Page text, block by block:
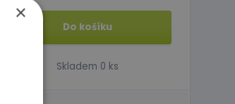
Do košíku
Skladem 0 ks
×